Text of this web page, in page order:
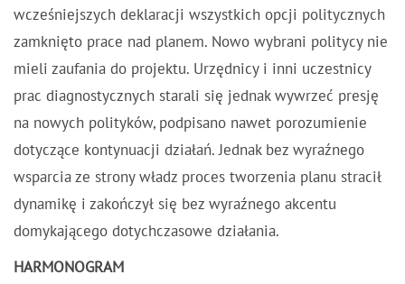
wcześniejszych deklaracji wszystkich opcji politycznych
zamknięto prace nad planem. Nowo wybrani politycy nie
mieli zaufania do projektu. Urzędnicy i inni uczestnicy
prac diagnostycznych starali się jednak wywrzeć presję
na nowych polityków, podpisano nawet porozumienie
dotyczące kontynuacji działań. Jednak bez wyraźnego
wsparcia ze strony władz proces tworzenia planu stracił
dynamikę i zakończył się bez wyraźnego akcentu
domykającego dotychczasowe działania.
HARMONOGRAM